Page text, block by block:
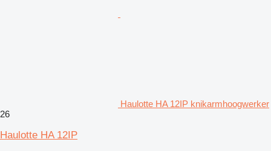
Haulotte HA 12IP knikarmhoogwerker
26
Haulotte HA 12IP